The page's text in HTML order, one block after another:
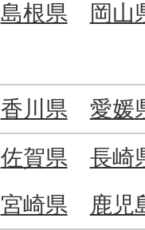
島根県
岡山
香川県 愛媛
佐賀県
長崎
宮崎県
鹿児